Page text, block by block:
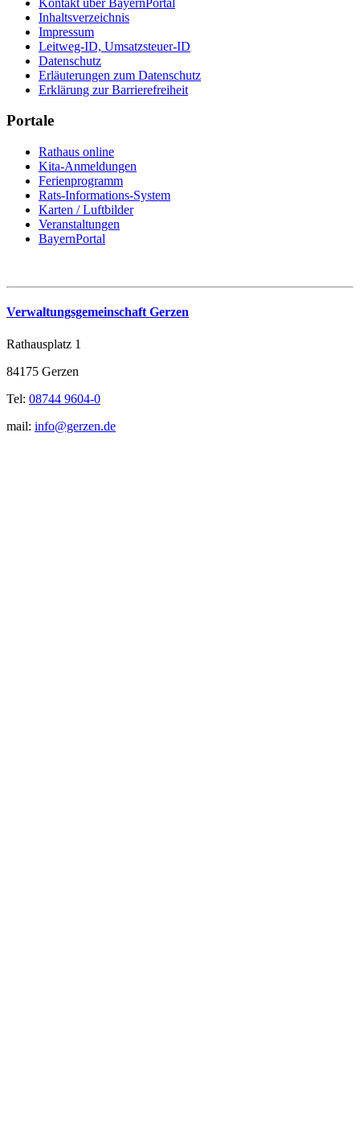
Inhaltsverzeichnis
Impressum
Leitweg-ID, Umsatzsteuer-ID
Datenschutz
Erläuterungen zum Datenschutz
Erklärung zur Barrierefreiheit
Portale
Rathaus online
Kita-Anmeldungen
Ferienprogramm
Rats-Informations-System
Karten / Luftbilder
Veranstaltungen
BayernPortal
Verwaltungsgemeinschaft Gerzen
Rathausplatz 1
84175 Gerzen
Tel: 08744 9604-0
mail: info@gerzen.de